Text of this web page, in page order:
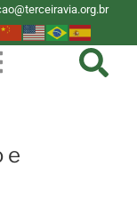
e